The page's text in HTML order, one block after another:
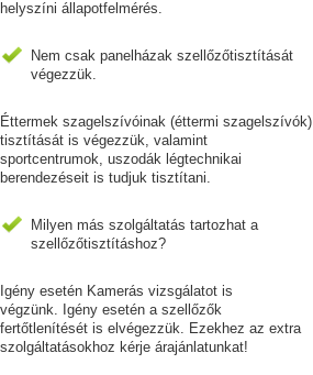
helyszíni állapotfelmérés.
Nem csak panelházak szellőzőtisztítását
végezzük.
Éttermek szagelszívóinak (éttermi szagelszívók)
tisztítását is végezzük, valamint
sportcentrumok, uszodák légtechnikai
berendezéseit is tudjuk tisztítani.
Milyen más szolgáltatás tartozhat a
szellőzőtisztításhoz?
Igény esetén Kamerás vizsgálatot is
végzünk. Igény esetén a szellőzők
fertőtlenítését is elvégezzük. Ezekhez az extra
szolgáltatásokhoz kérje árajánlatunkat!